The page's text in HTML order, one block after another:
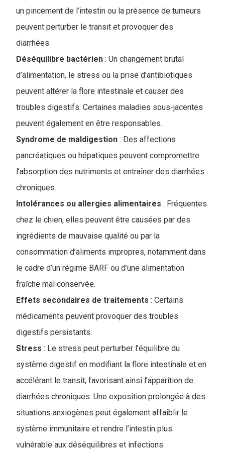
un pincement de l’intestin ou la présence de tumeurs
peuvent perturber le transit et provoquer des
diarrhées.
Déséquilibre bactérien : Un changement brutal
d’alimentation, le stress ou la prise d’antibiotiques
peuvent altérer la flore intestinale et causer des
troubles digestifs. Certaines maladies sous-jacentes
peuvent également en être responsables.
Syndrome de maldigestion : Des affections
pancréatiques ou hépatiques peuvent compromettre
l’absorption des nutriments et entraîner des diarrhées
chroniques.
Intolérances ou allergies alimentaires : Fréquentes
chez le chien, elles peuvent être causées par des
ingrédients de mauvaise qualité ou par la
consommation d’aliments impropres, notamment dans
le cadre d’un régime BARF ou d’une alimentation
fraîche mal conservée.
Effets secondaires de traitements : Certains
médicaments peuvent provoquer des troubles
digestifs persistants.
Stress : Le stress peut perturber l’équilibre du
système digestif en modifiant la flore intestinale et en
accélérant le transit, favorisant ainsi l’apparition de
diarrhées chroniques. Une exposition prolongée à des
situations anxiogènes peut également affaiblir le
système immunitaire et rendre l’intestin plus
vulnérable aux déséquilibres et infections.